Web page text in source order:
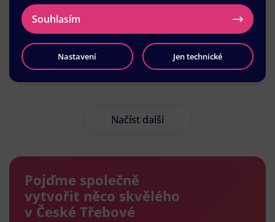
Načíst další
Pojďme společně
vytvořit něco skvělého
v České Třebové
Souhlasím
Nastavení Jen technické